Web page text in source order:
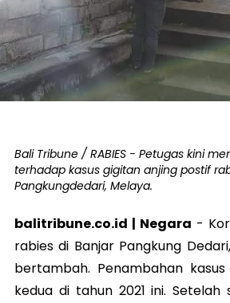
Bali Tribune / RABIES - Petugas kini
terhadap kasus gigitan anjing postif
Pangkungdedari, Melaya.
balitribune.co.id | Negara -
rabies di Banjar Pangkung
bertambah. Penambahan
kedua di tahun 2021 ini. Setelah